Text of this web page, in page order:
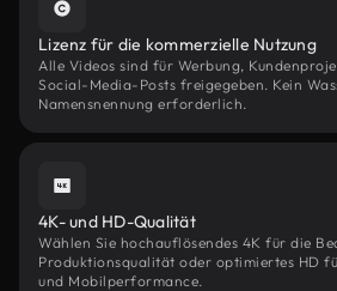
Lizenz für die kommerzielle Nutzung
Alle Videos sind für Werbung,
Social-Media-Posts freigegeben. Kein
Namensnennung erforderlich.
4K- und HD-Qualität
Wählen Sie hochauflösendes 4K für die
Produktionsqualität oder optimiertes HD
und Mobilperformance.